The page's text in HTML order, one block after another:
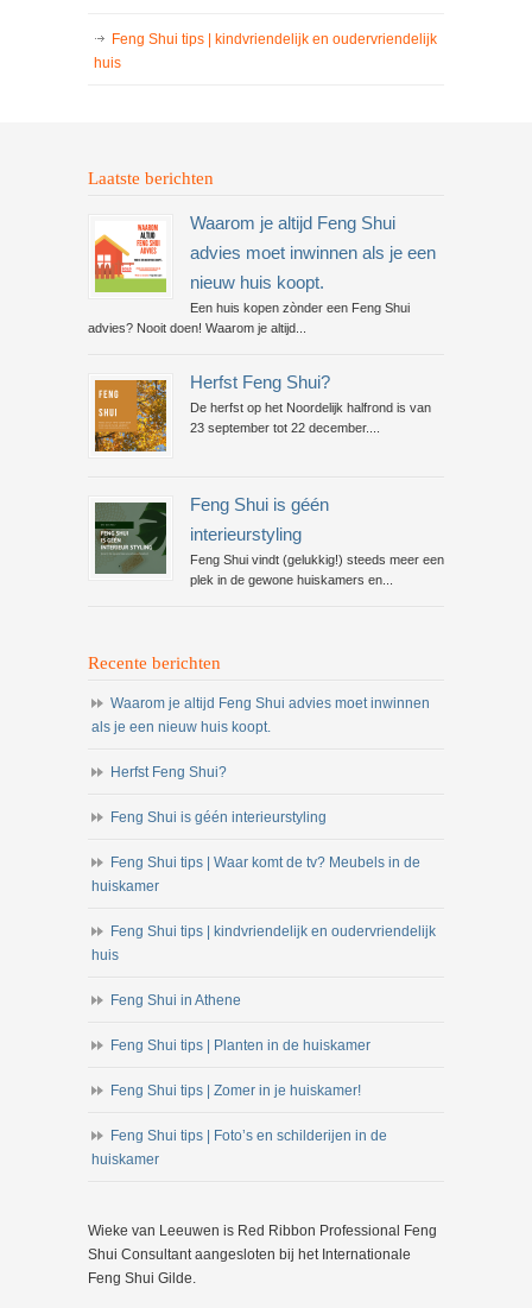
Feng Shui tips | kindvriendelijk en oudervriendelijk
huis
Laatste berichten
Waarom je altijd Feng Shui
advies moet inwinnen als je een
nieuw huis koopt.
Een huis kopen zònder een Feng Shui
advies? Nooit doen! Waarom je altijd...
Herfst Feng Shui?
De herfst op het Noordelijk halfrond is van
23 september tot 22 december....
Feng Shui is géén
interieurstyling
Feng Shui vindt (gelukkig!) steeds meer een
plek in de gewone huiskamers en...
Recente berichten
Waarom je altijd Feng Shui advies moet inwinnen
als je een nieuw huis koopt.
Herfst Feng Shui?
Feng Shui is géén interieurstyling
Feng Shui tips | Waar komt de tv? Meubels in de
huiskamer
Feng Shui tips | kindvriendelijk en oudervriendelijk
huis
Feng Shui in Athene
Feng Shui tips | Planten in de huiskamer
Feng Shui tips | Zomer in je huiskamer!
Feng Shui tips | Foto’s en schilderijen in de
huiskamer
Wieke van Leeuwen is Red Ribbon Professional Feng
Shui Consultant aangesloten bij het Internationale
Feng Shui Gilde.